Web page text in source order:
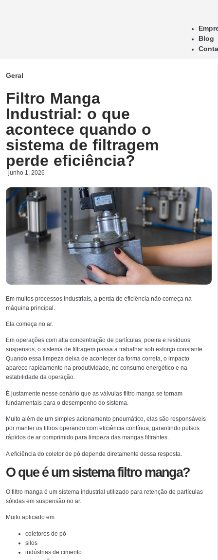
Blog
Geral
Filtro Manga
Industrial: o que
acontece quando o
sistema de filtragem
perde eficiência?
junho 1, 2026
Em muitos processos industriais, a perda de eficiência não começa na
máquina principal.
Ela começa no ar.
Em operações com alta concentração de partículas, poeira e resíduos
suspensos, o sistema de filtragem passa a trabalhar sob esforço constante.
Quando essa limpeza deixa de acontecer da forma correta, o impacto
aparece rapidamente na produtividade, no consumo energético e na
estabilidade da operação.
É justamente nesse cenário que as válvulas filtro manga se tornam
fundamentais para o desempenho do sistema.
Muito além de um simples acionamento pneumático, elas são responsáveis
por manter os filtros operando com eficiência contínua, garantindo pulsos
rápidos de ar comprimido para limpeza das mangas filtrantes.
A eficiência do coletor de pó depende diretamente dessa resposta.
O que é um sistema filtro manga?
O filtro manga é um sistema industrial utilizado para retenção de partículas
sólidas em suspensão no ar.
Muito aplicado em:
coletores de pó
silos
indústrias de cimento